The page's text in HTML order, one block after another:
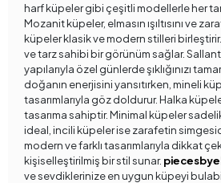
harf küpeler gibi çeşitli modellerle her
Mozanit küpeler, elmasın ışıltısını ve
küpeler klasik ve modern stilleri birleştirir.
ve tarz sahibi bir görünüm sağlar.
yapılarıyla özel günlerde şıklığınızı
doğanın enerjisini yansıtırken, mineli
tasarımlarıyla göz doldurur. Halka
tasarıma sahiptir. Minimal küpeler
ideal, incili küpeler ise zarafetin
modern ve farklı tasarımlarıyla dikkat
kişiselleştirilmiş bir stil sunar.
ve sevdiklerinize en uygun küpeyi